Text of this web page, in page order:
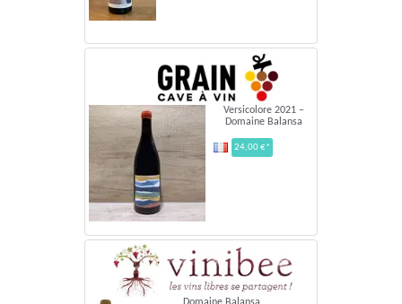
Versicolore 2021 –
Domaine Balansa
24,00 €*
Domaine Balansa